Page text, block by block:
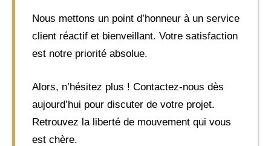
Nous mettons un point d’honneur à un service
client réactif et bienveillant. Votre satisfaction
est notre priorité absolue.
Alors, n’hésitez plus ! Contactez-nous dès
aujourd’hui pour discuter de votre projet.
Retrouvez la liberté de mouvement qui vous
est chère.